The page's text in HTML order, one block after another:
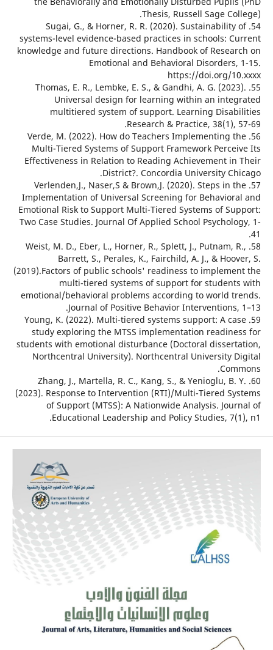
Thesis, Russell Sage
54. Sugai, G., & Horner, R. R. (2020).
systems-level evidence-based practices in schools:
knowledge and future directions. Handbook of
Emotional and Behavioral
https://doi.org/
55. Thomas, E. R., Lembke, E. S., & Gandhi, A. G.
Universal design for learning within an
multitiered system of support. Learning
Research & Practice, 38(1),
56. Verde, M. (2022). How do Teachers Implementing
Multi-Tiered Systems of Support Framework
Effectiveness in Relation to Reading Achievement
District?. Concordia University
57. Verlenden,J., Naser,S & Brown,J. (2020). Steps in
Implementation of Universal Screening for
Emotional Risk to Support Multi-Tiered Systems of
Two Case Studies. Journal Of Applied School
58. Weist, M. D., Eber, L., Horner, R., Splett, J., Putnam,
Barrett, S., Perales, K., Fairchild, A. J., &
(2019).Factors of public schools' readiness to
multi-tiered systems of support for
emotional/behavioral problems according to world
Journal of Positive Behavior
59. Young, K. (2022). Multi-tiered systems support: A
study exploring the MTSS implementation
students with emotional disturbance (Doctoral
Northcentral University). Northcentral University
60. Zhang, J., Martella, R. C., Kang, S., & Yenioglu,
(2023). Response to Intervention (RTI)/Multi-Tiered
of Support (MTSS): A Nationwide Analysis.
Educational Leadership and Policy Studies,